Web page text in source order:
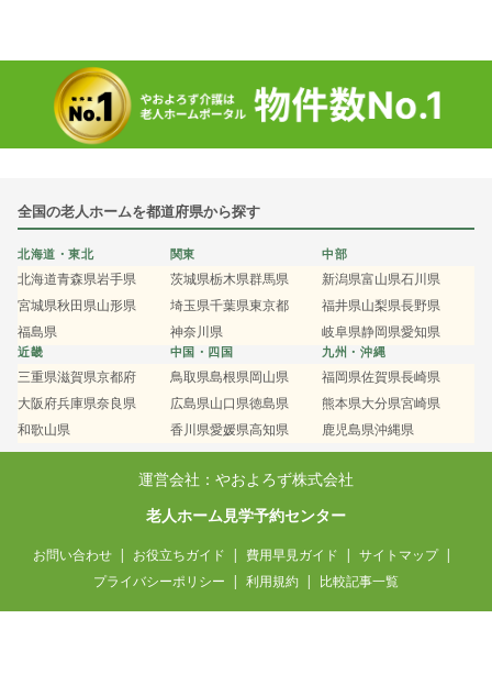
全国の老人ホームを都道府県から探す
北海道・東北
北海道青森県岩手県
宮城県秋田県山形県
福島県
関東
茨城県栃木県群馬県
埼玉県千葉県東京都
神奈川県
中部
新潟県富山県石川県
福井県山梨県長野県
岐阜県静岡県愛知県
近畿
三重県滋賀県京都府
大阪府兵庫県奈良県
和歌山県
中国・四国
鳥取県島根県岡山県
広島県山口県徳島県
香川県愛媛県高知県
九州・沖縄
福岡県佐賀県長崎県
熊本県大分県宮崎県
鹿児島県沖縄県
運営会社：やおよろず株式会社
老人ホーム見学予約センター
お問い合わせ お役立ちガイド 費用早見ガイド
サイトマップ
プライバシーポリシー
利用規約 比較記事一覧